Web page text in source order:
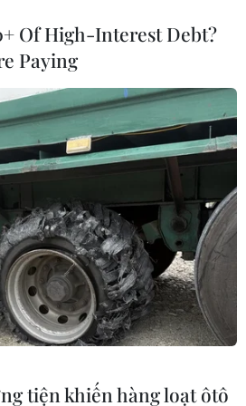
Of High-Interest Debt?
Paying
tiện khiến hàng loạt ôtô